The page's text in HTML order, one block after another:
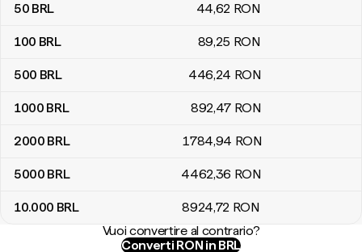
50 BRL 44,62 RON
100 BRL 89,25 RON
500 BRL 446,24 RON
1000 BRL 892,47 RON
2000 BRL 1784,94 RON
5000 BRL 4462,36 RON
10.000 BRL 8924,72 RON
Vuoi convertire al contrario?
Converti RON in BRL